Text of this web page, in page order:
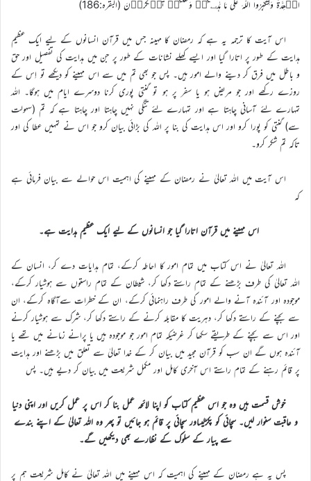
الۡعِدَّۃَ وَلِتُکَبِّرُوا اللّٰہَ عَلٰی مَا ہَدٰٮکُمۡ وَلَعَلَّکُمۡ تَشۡکُرُوۡنَ (البقرہ:186)
اس آیت کا ترجمہ یہ ہے کہ رمضان کا مہینہ جس میں قرآن انسانوں کے لیے ایک عظیم
ہدایت کے طور پر اتارا گیا اور ایسے کھلے نشانات کے طور پر جن میں ہدایت کی تفصیل اور حق
و باطل میں فرق کر دینے والے امور ہیں۔ پس جو بھی تم میں سے اس مہینے کو دیکھے تو اِس کے
روزے رکھے اور جو مریض ہو یا سفر پر ہو تو گنتی پوری کرنا دوسرے ایام میں ہوگا۔ اللہ
تمہارے لئے آسانی چاہتا ہے اور تمہارے لئے تنگی نہیں چاہتا اور چاہتا ہے کہ تم (سہولت
سے) گنتی کو پورا کرو اور اس ہدایت کی بنا پر اللہ کی بڑائی بیان کرو جو اس نے تمہیں عطا کی اور
تاکہ تم شکر کرو۔
اس آیت میں اللہ تعالیٰ نے رمضان کے مہینے کی اہمیت اس حوالے سے بیان فرمائی ہے
کہ
اس مہینے میں قرآن اتارا گیا جو انسانوں کے لیے ایک عظیم ہدایت ہے۔
اللہ تعالیٰ نے اس کتاب میں تمام امور کا احاطہ کرکے، تمام ہدایات دے کر، انسان کے
اللہ تعالیٰ کی طرف بڑھنے کے تمام راستے دکھا کر، شیطان کے تمام راستوں سے ہوشیار کرکے،
موجودہ اور آئندہ آنے والے امور کی طرف راہنمائی کرکے، ان کے خطرات سےآگاہ کرکے، ان
سے بچنے کے راستے دکھا کر، دہریت کا مقابلہ کرنے کے راستے دکھا کر، شرک سے ہوشیار کرنے
اور اس سے بچنے کے طریقے سکھا کر غرضیکہ تمام امور جو موجودہ ہیں یا پرانے زمانے میں تھے یا
آئندہ ہوں گے ان سب کو قرآن مجید میں بیان کر کے خدا تعالیٰ سے تعلق میں بڑھنے اور ہدایت
پر قائم رہنے کے تمام راستے اس آخری کامل اور مکمل شریعت میں بیان کر دیے ہیں۔ پس
خوش قسمت ہیں وہ جو اس عظیم کتاب کو اپنا لائحہ عمل بنا کر اس پر عمل کریں اور اپنی دنیا
و عاقبت سنوار لیں۔ سچائی کو پکڑلیںاور سچائی پر قائم ہو جائیں تو پھر وہ اللہ تعالیٰ کے اپنے بندے
سے پیار کے سلوک کے نظارے بھی دیکھیں گے۔
پس یہ ہے رمضان کے مہینے کی اہمیت کہ اس مہینے میں اللہ تعالیٰ نے کامل شریعت ہم پر